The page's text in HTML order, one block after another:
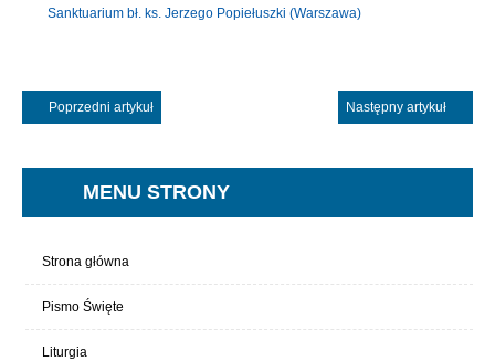
Sanktuarium bł. ks. Jerzego Popiełuszki (Warszawa)
Poprzedni artykuł Następny artykuł
MENU STRONY
Strona główna
Pismo Święte
Liturgia